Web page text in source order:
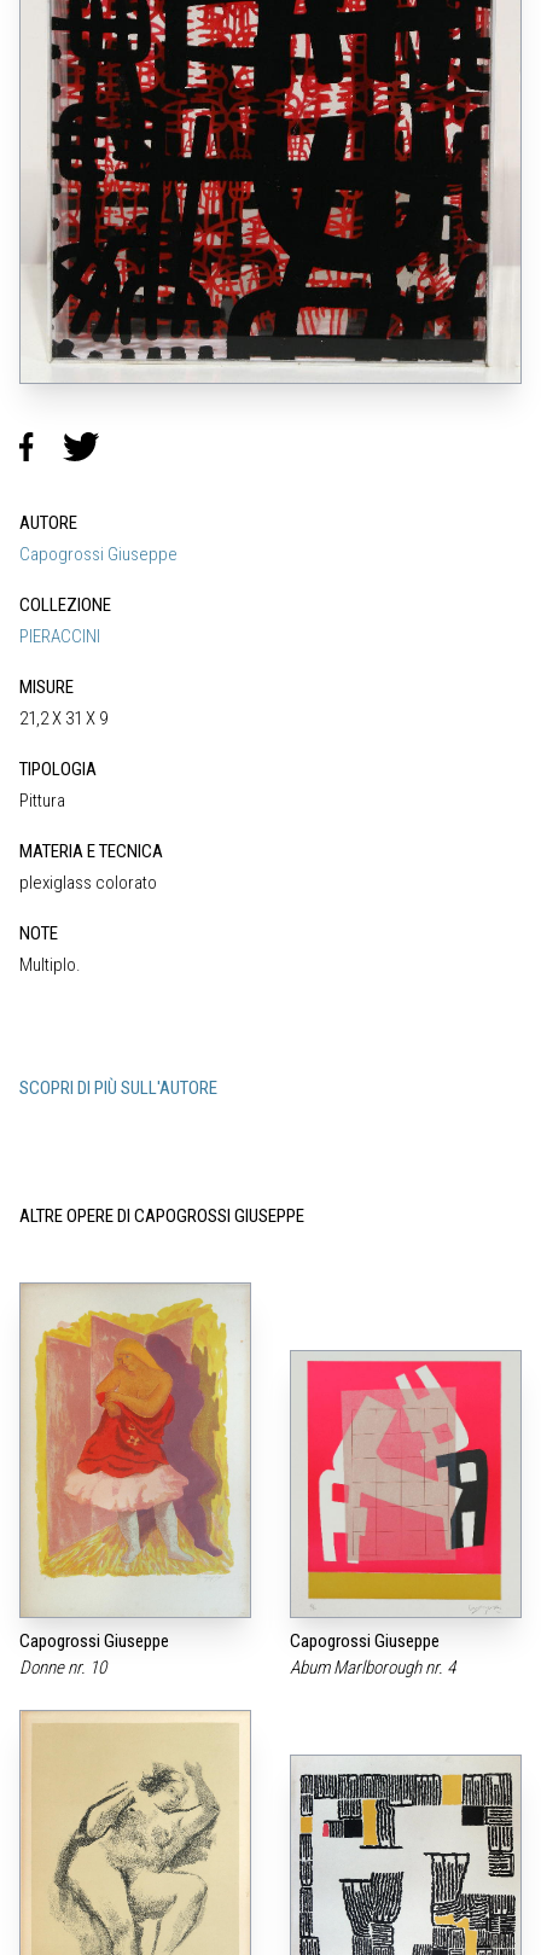
AUTORE
Capogrossi Giuseppe
COLLEZIONE
PIERACCINI
MISURE
21,2 X 31 X 9
TIPOLOGIA
Pittura
MATERIA E TECNICA
plexiglass colorato
NOTE
Multiplo.
SCOPRI DI PIÙ SULL'AUTORE
ALTRE OPERE DI CAPOGROSSI GIUSEPPE
Capogrossi Giuseppe
Donne nr. 10
Capogrossi Giuseppe
Abum Marlborough nr. 4